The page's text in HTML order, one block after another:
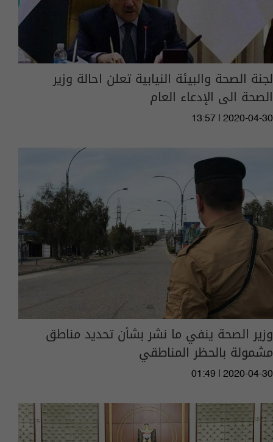
لجنة الصحة والبيئة النيابية تعلن احالة وزير
الصحة الى الإدعاء العام
13:57 | 2020-04-30
وزير الصحة ينفي ما نشر بشأن تحديد مناطق
مشمولة بالحظر المناطقي
01:49 | 2020-04-30